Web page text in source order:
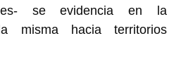
se evidencia en la
misma hacia territorios